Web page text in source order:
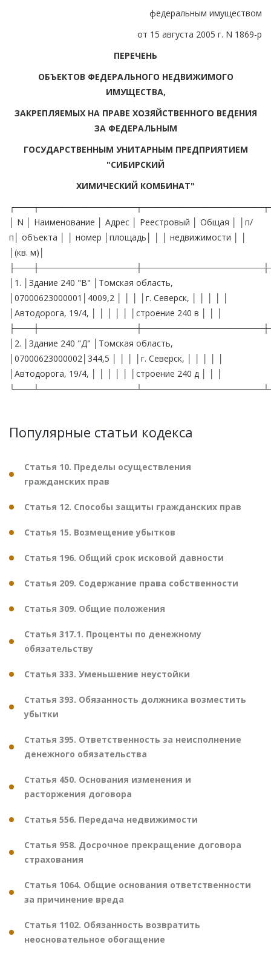
федеральным имуществом
от 15 августа 2005 г. N 1869-р
ПЕРЕЧЕНЬ
ОБЪЕКТОВ ФЕДЕРАЛЬНОГО НЕДВИЖИМОГО
ИМУЩЕСТВА,
ЗАКРЕПЛЯЕМЫХ НА ПРАВЕ ХОЗЯЙСТВЕННОГО ВЕДЕНИЯ
ЗА ФЕДЕРАЛЬНЫМ
ГОСУДАРСТВЕННЫМ УНИТАРНЫМ ПРЕДПРИЯТИЕМ
"СИБИРСКИЙ
ХИМИЧЕСКИЙ КОМБИНАТ"
│ N │ Наименование │ Адрес │ Реестровый │ Общая │ │п/
п│ объекта │ │ номер │площадь│ │ │ недвижимости │ │
│(кв. м)│
│1. │Здание 240 "В" │Томская область,
│07000623000001│4009,2 │ │ │ │г. Северск, │ │ │ │ │
│Автодорога, 19/4, │ │ │ │ │ │строение 240 в │ │ │
│2. │Здание 240 "Д" │Томская область,
│07000623000002│344,5 │ │ │ │г. Северск, │ │ │ │ │
│Автодорога, 19/4, │ │ │ │ │ │строение 240 д │ │ │
Популярные статьи кодекса
Статья 10. Пределы осуществления
гражданских прав
Статья 12. Способы защиты гражданских прав
Статья 15. Возмещение убытков
Статья 196. Общий срок исковой давности
Статья 209. Содержание права собственности
Статья 309. Общие положения
Статья 317.1. Проценты по денежному
обязательству
Статья 333. Уменьшение неустойки
Статья 393. Обязанность должника возместить
убытки
Статья 395. Ответственность за неисполнение
денежного обязательства
Статья 450. Основания изменения и
расторжения договора
Статья 556. Передача недвижимости
Статья 958. Досрочное прекращение договора
страхования
Статья 1064. Общие основания ответственности
за причинение вреда
Статья 1102. Обязанность возвратить
неосновательное обогащение